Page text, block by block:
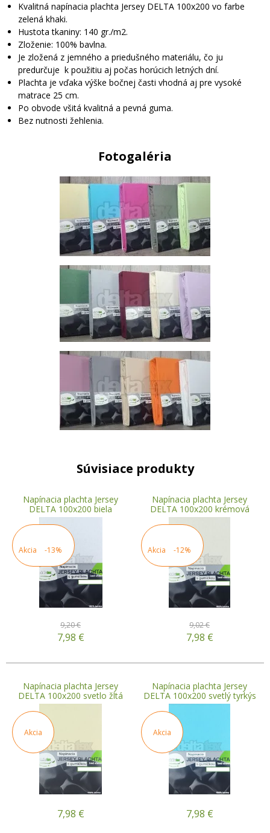
Kvalitná napínacia plachta Jersey DELTA 100x200 vo farbe
zelená khaki.
Hustota tkaniny: 140 gr./m2.
Zloženie: 100% bavlna.
Je zložená z jemného a priedušného materiálu, čo ju
predurčuje k použitiu aj počas horúcich letných dní.
Plachta je vďaka výške bočnej časti vhodná aj pre vysoké
matrace 25 cm.
Po obvode všitá kvalitná a pevná guma.
Bez nutnosti žehlenia.
Fotogaléria
Súvisiace produkty
Napínacia plachta Jersey
DELTA 100x200 biela
Akcia -13%
9,20 €
7,98 €
Napínacia plachta Jersey
DELTA 100x200 krémová
Akcia -12%
9,02 €
7,98 €
Napínacia plachta Jersey
DELTA 100x200 svetlo žltá
Akcia
7,98 €
Napínacia plachta Jersey
DELTA 100x200 svetlý tyrkýs
Akcia
7,98 €